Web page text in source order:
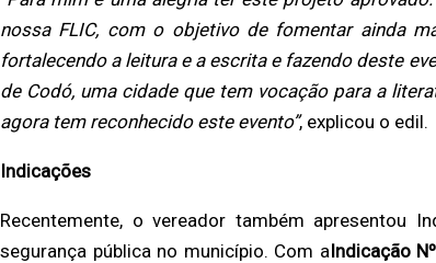
nossa FLIC, com o objetivo de fomentar ainda
fortalecendo a leitura e a escrita e fazendo deste
de Codó, uma cidade que tem vocação para a
agora tem reconhecido este evento”, explicou o edil.
Indicações
Recentemente, o vereador também apresentou
segurança pública no município. Com aIndicação